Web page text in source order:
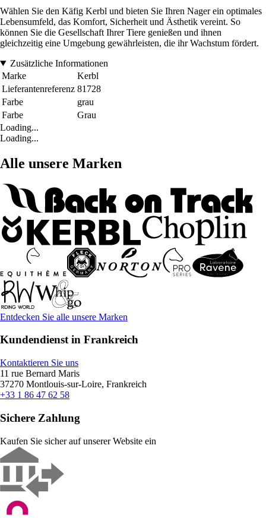
Wählen Sie den Käfig Kerbl und bieten Sie Ihren Nager ein optimales
Lebensumfeld, das Komfort, Sicherheit und Ästhetik vereint. So
können Sie die Gesellschaft Ihrer Tiere genießen und ihnen
gleichzeitig eine Umgebung gewährleisten, die ihr Wachstum fördert.
Zusätzliche Informationen
Marke
Kerbl
Lieferantenreferenz 81728
Farbe
grau
Farbe
Grau
Loading...
Loading...
Alle unsere Marken
Entdecken Sie alle unsere Marken
Kundendienst in Frankreich
Kontaktieren Sie uns
11 rue Bernard Maris
37270 Montlouis-sur-Loire, Frankreich
+33 1 86 47 62 58
Sichere Zahlung
Kaufen Sie sicher auf unserer Website ein